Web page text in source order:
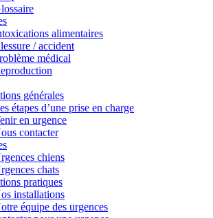
alimentaires
/ accident
médical
générales
étapes d’une prise en charge
en urgence
contacter
chiens
chats
pratiques
installations
équipe des urgences